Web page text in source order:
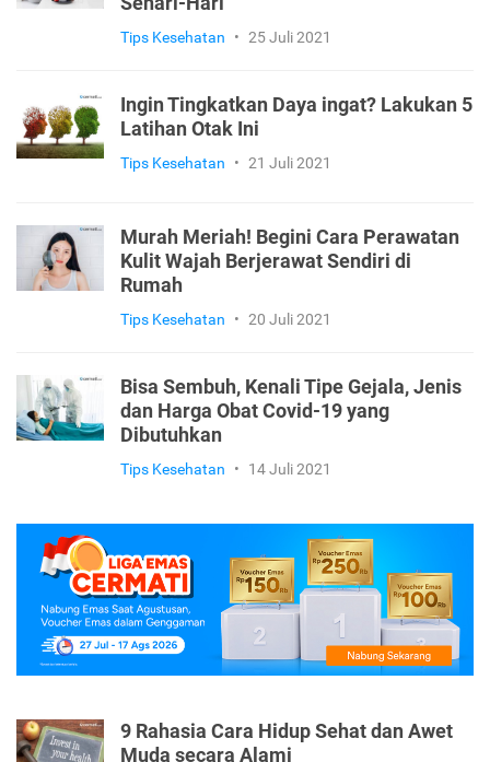
Tips Kesehatan • 25 Juli 2021
Ingin Tingkatkan Daya ingat? Lakukan 5
Latihan Otak Ini
Tips Kesehatan • 21 Juli 2021
Murah Meriah! Begini Cara Perawatan
Kulit Wajah Berjerawat Sendiri di
Rumah
Tips Kesehatan • 20 Juli 2021
Bisa Sembuh, Kenali Tipe Gejala, Jenis
dan Harga Obat Covid-19 yang
Dibutuhkan
Tips Kesehatan • 14 Juli 2021
9 Rahasia Cara Hidup Sehat dan Awet
Muda secara Alami